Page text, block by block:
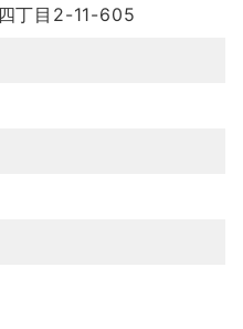
丁目2-11-605